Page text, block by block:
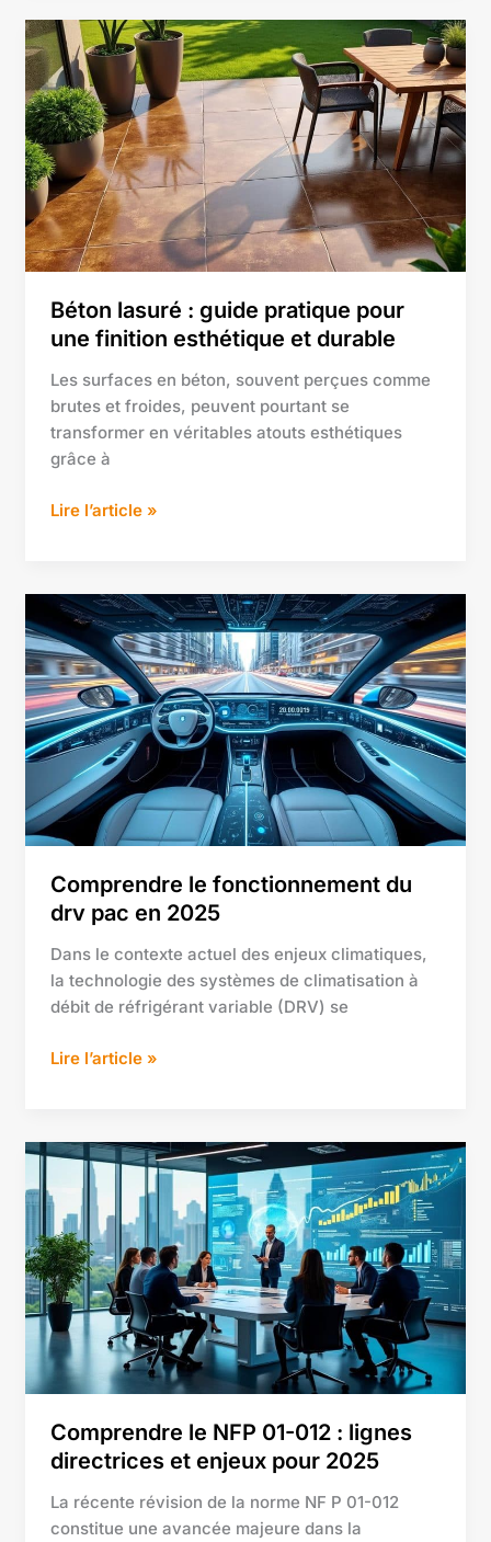
Béton lasuré : guide pratique pour
une finition esthétique et durable
Les surfaces en béton, souvent perçues comme
brutes et froides, peuvent pourtant se
transformer en véritables atouts esthétiques
grâce à
Béton
lasuré
:
guide
pratique
pour
une
finition
esthétique
et
Lire l’article »
Comprendre le fonctionnement du
drv pac en 2025
Dans le contexte actuel des enjeux climatiques,
la technologie des systèmes de climatisation à
débit de réfrigérant variable (DRV) se
Comprendre
le
fonctionnement
du
drv
pac
en
2025
Lire l’article »
Comprendre le NFP 01-012 : lignes
directrices et enjeux pour 2025
La récente révision de la norme NF P 01-012
constitue une avancée majeure dans la
Comprendre
NFP
01-
012
:
lignes
directrices
et
enjeux
2025